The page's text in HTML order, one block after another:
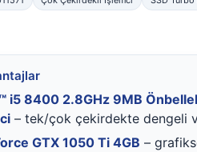
i5 8400 2.8GHz 9MB
– tek/çok çekirdekte dengeli
GTX 1050 Ti 4GB –